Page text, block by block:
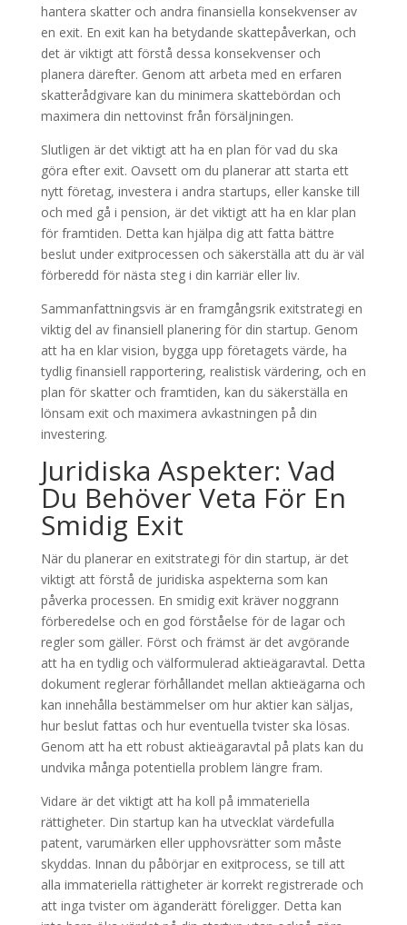
hantera skatter och andra finansiella konsekvenser av
en exit. En exit kan ha betydande skattepåverkan, och
det är viktigt att förstå dessa konsekvenser och
planera därefter. Genom att arbeta med en erfaren
skatterådgivare kan du minimera skattebördan och
maximera din nettovinst från försäljningen.
Slutligen är det viktigt att ha en plan för vad du ska
göra efter exit. Oavsett om du planerar att starta ett
nytt företag, investera i andra startups, eller kanske till
och med gå i pension, är det viktigt att ha en klar plan
för framtiden. Detta kan hjälpa dig att fatta bättre
beslut under exitprocessen och säkerställa att du är väl
förberedd för nästa steg i din karriär eller liv.
Sammanfattningsvis är en framgångsrik exitstrategi en
viktig del av finansiell planering för din startup. Genom
att ha en klar vision, bygga upp företagets värde, ha
tydlig finansiell rapportering, realistisk värdering, och en
plan för skatter och framtiden, kan du säkerställa en
lönsam exit och maximera avkastningen på din
investering.
Juridiska Aspekter: Vad
Du Behöver Veta För En
Smidig Exit
När du planerar en exitstrategi för din startup, är det
viktigt att förstå de juridiska aspekterna som kan
påverka processen. En smidig exit kräver noggrann
förberedelse och en god förståelse för de lagar och
regler som gäller. Först och främst är det avgörande
att ha en tydlig och välformulerad aktieägaravtal. Detta
dokument reglerar förhållandet mellan aktieägarna och
kan innehålla bestämmelser om hur aktier kan säljas,
hur beslut fattas och hur eventuella tvister ska lösas.
Genom att ha ett robust aktieägaravtal på plats kan du
undvika många potentiella problem längre fram.
Vidare är det viktigt att ha koll på immateriella
rättigheter. Din startup kan ha utvecklat värdefulla
patent, varumärken eller upphovsrätter som måste
skyddas. Innan du påbörjar en exitprocess, se till att
alla immateriella rättigheter är korrekt registrerade och
att inga tvister om äganderätt föreligger. Detta kan